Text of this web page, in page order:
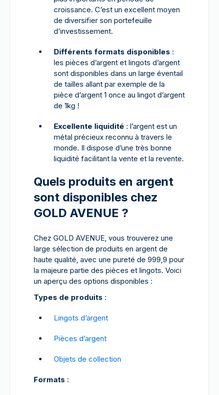
croissance. C’est un excellent moyen
de diversifier son portefeuille
d’investissement.
Différents formats disponibles :
les pièces d’argent et lingots d’argent
sont disponibles dans un large éventail
de tailles allant par exemple de la
pièce d’argent 1 once au lingot d’argent
de 1kg !
Excellente liquidité : l’argent est un
métal précieux reconnu à travers le
monde. Il dispose d’une très bonne
liquidité facilitant la vente et la revente.
Quels produits en argent
sont disponibles chez
GOLD AVENUE ?
Chez GOLD AVENUE, vous trouverez une
large sélection de produits en argent de
haute qualité, avec une pureté de 999,9 pour
la majeure partie des pièces et lingots. Voici
un aperçu des options disponibles :
Types de produits :
Lingots d’argent
Pièces d’argent
Objets de collection
Formats :